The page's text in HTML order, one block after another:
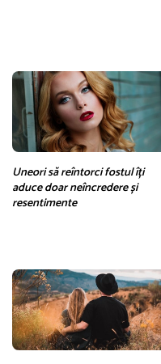
Uneori să reîntorci fostul îți
aduce doar neîncredere și
resentimente